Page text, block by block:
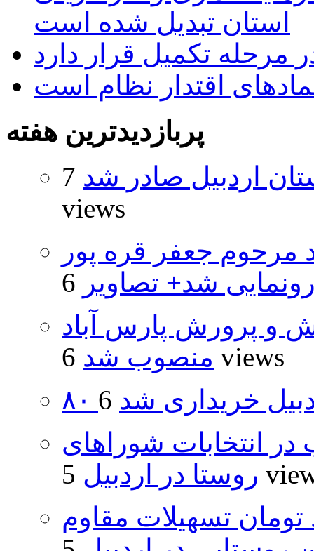
استان تبدیل شده است
مرحله تکمیل قرار دارد
اقتدار نظام است
پربازدیدترین هفته
اردبیل صادر شد 7
views
مرحوم جعفر قره پور
شد+ تصاویر
و پرورش پارس آباد
منصوب شد 6 views
خریداری شد
۵۰۰۰ داوطلب در انتخابات شوراهای
روستا در اردبیل 5
و ۴۸۰ میلیارد تومان تسهیلات مقاوم